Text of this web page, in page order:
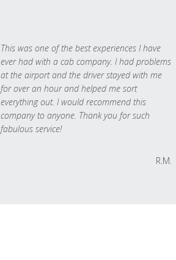
This was one of the best experiences I have
ever had with a cab company. I had problems
at the airport and the driver stayed with me
for over an hour and helped me sort
everything out. I would recommend this
company to anyone. Thank you for such
fabulous service!
R.M.